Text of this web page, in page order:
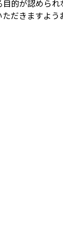
的が認めら
だきますよう